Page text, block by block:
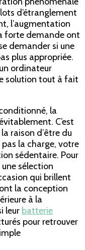
d’étranglement
l’augmentation
forte demande ont
demander si une
plus appropriée.
ordinateur
solution tout à fait
la
C’est
raison d’être du
la charge, votre
sédentaire. Pour
sélection
qui brillent
la conception
à la
leur batterie
pour retrouver